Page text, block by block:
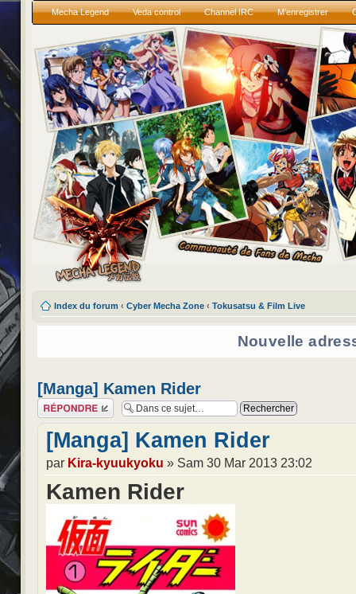
Mecha Legend Veda control Channel IRC M’enregistrer
Index du forum ‹ Cyber Mecha Zone ‹ Tokusatsu & Film Live
Nouvelle
[Manga] Kamen Rider
Répondre
[Manga] Kamen Rider
par Kira-kyuukyoku » Sam 30 Mar 2013 23:02
Kamen Rider